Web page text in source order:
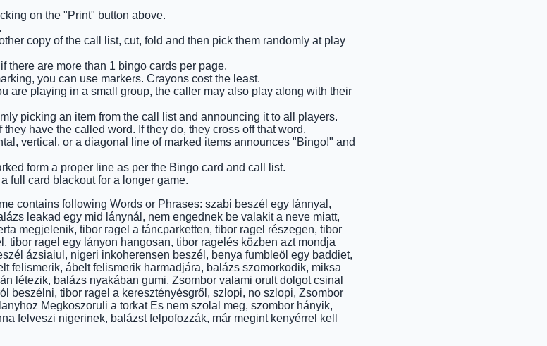
on the "Print" button above.
copy of the call list, cut, fold and then pick them randomly at play
there are more than 1 bingo cards per page.
you can use markers. Crayons cost the least.
are playing in a small group, the caller may also play along with their
picking an item from the call list and announcing it to all players.
have the called word. If they do, they cross off that word.
vertical, or a diagonal line of marked items announces "Bingo!" and
form a proper line as per the Bingo card and call list.
full card blackout for a longer game.
contains following Words or Phrases: szabi beszél egy lánnyal,
leakad egy mid lánynál, nem engednek be valakit a neve miatt,
megjelenik, tibor ragel a táncparketten, tibor ragel részegen, tibor
tibor ragel egy lányon hangosan, tibor ragelés közben azt mondja
ázsiaiul, nigeri inkoherensen beszél, benya fumbleöl egy baddiet,
felismerik, ábelt felismerik harmadjára, balázs szomorkodik, miksa
létezik, balázs nyakában gumi, Zsombor valami orult dolgot csinal
beszélni, tibor ragel a keresztényésgről, szlopi, no szlopi, Zsombor
Megkoszoruli a torkat Es nem szolal meg, szombor hányik,
felveszi nigerinek, balázst felpofozzák, már megint kenyérrel kell